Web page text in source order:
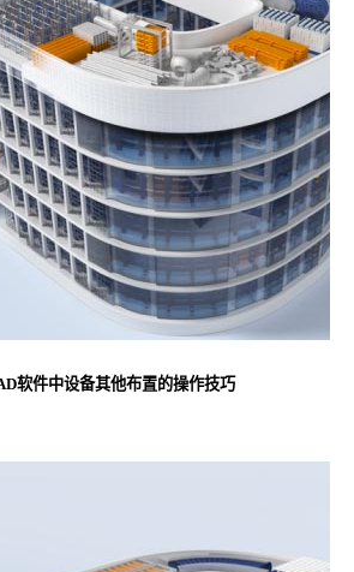
软件中设备其他布置的操作技巧